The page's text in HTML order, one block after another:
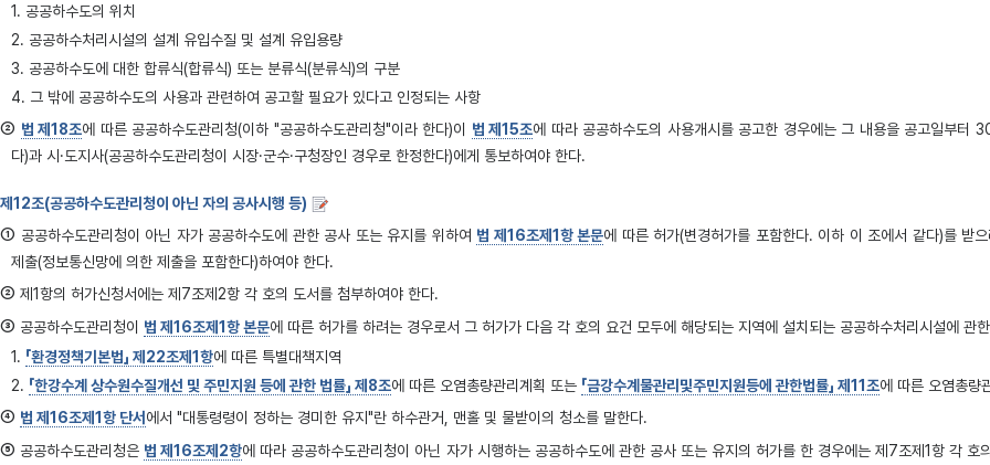
1. 공공하수도의 위치
2. 공공하수처리시설의 설계 유입수질 및 설계 유입용량
3. 공공하수도에 대한 합류식(합류식) 또는 분류식(분류식)의 구분
4. 그 밖에 공공하수도의 사용과 관련하여 공고할 필요가 있다고 인정되는 사항
② 법 제18조에 따른 공공하수도관리청(이하 "공공하수도관리청"이라 한다)이 법 제15조에 따라 공공하수도의 사용개시를 공고한 경우에는 그 내용을 공고일부터
다)과 시·도지사(공공하수도관리청이 시장·군수·구청장인 경우로 한정한다)에게 통보하여야 한다.
제12조(공공하수도관리청이 아닌 자의 공사시행 등)
① 공공하수도관리청이 아닌 자가 공공하수도에 관한 공사 또는 유지를 위하여 법 제16조제1항 본문에 따른 허가(변경허가를 포함한다. 이하 이 조에서 같다)를 받
제출(정보통신망에 의한 제출을 포함한다)하여야 한다.
② 제1항의 허가신청서에는 제7조제2항 각 호의 도서를 첨부하여야 한다.
③ 공공하수도관리청이 법 제16조제1항 본문에 따른 허가를 하려는 경우로서 그 허가가 다음 각 호의 요건 모두에 해당되는 지역에 설치되는 공공하수처리시설에 관
1. 「환경정책기본법」 제22조제1항에 따른 특별대책지역
2. 「한강수계 상수원수질개선 및 주민지원 등에 관한 법률」 제8조에 따른 오염총량관리계획 또는 「금강수계물관리및주민지원등에 관한법률」 제11조에 따른 오염총량
④ 법 제16조제1항 단서 에서 "대통령령이 정하는 경미한 유지"란 하수관거, 맨홀 및 물받이의 청소를 말한다.
⑤ 공공하수도관리청은 법 제16조제2항에 따라 공공하수도관리청이 아닌 자가 시행하는 공공하수도에 관한 공사 또는 유지의 허가를 한 경우에는 제7조제1항 각